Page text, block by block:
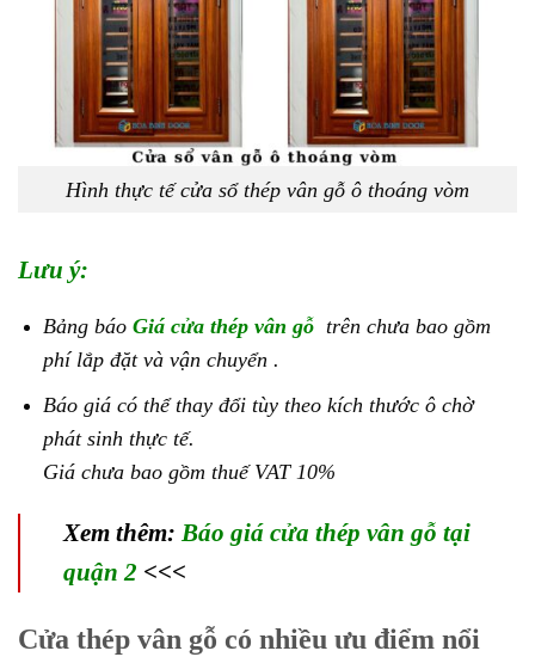
Hình thực tế cửa sổ thép vân gỗ ô thoáng vòm
Lưu ý:
Bảng báo Giá cửa thép vân gỗ trên chưa bao gồm
phí lắp đặt và vận chuyển .
Báo giá có thể thay đổi tùy theo kích thước ô chờ
phát sinh thực tế.
Giá chưa bao gồm thuế VAT 10%
Xem thêm: Báo giá cửa thép vân gỗ tại
quận 2 <<<
Cửa thép vân gỗ có nhiều ưu điểm nổi